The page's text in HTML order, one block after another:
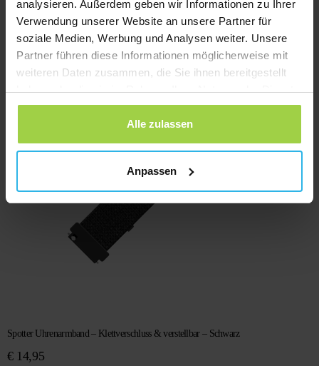
analysieren. Außerdem geben wir Informationen zu Ihrer
Verwendung unserer Website an unsere Partner für
soziale Medien, Werbung und Analysen weiter. Unsere
Partner führen diese Informationen möglicherweise mit
weiteren Daten zusammen, die Sie ihnen bereitgestellt
haben oder die sie im Rahmen Ihrer Nutzung der Dienste
gesammelt haben.
Alle zulassen
Anpassen
Preis
war:
€ 98,29
Preis
ist:
€ 29,95.
Jetzt bestellen
Spotter Uhrenarmband – Klettverschluss & verstellbar – Schwarz
€14,95